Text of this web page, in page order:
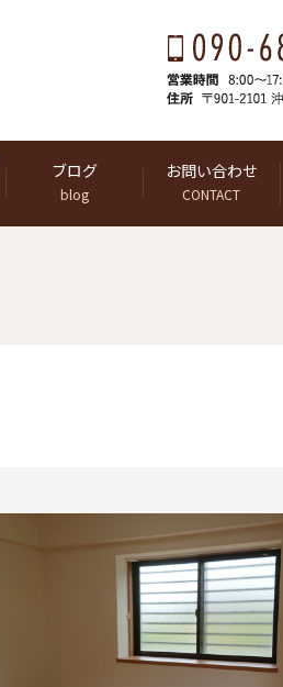
ブログ
blog
お問い合わせ
CONTACT